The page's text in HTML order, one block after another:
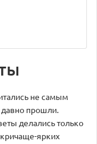
не самым
прошли.
делались только
кричаще-ярких